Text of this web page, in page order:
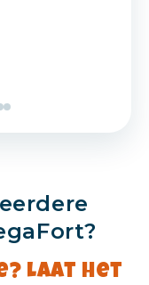
Laat het